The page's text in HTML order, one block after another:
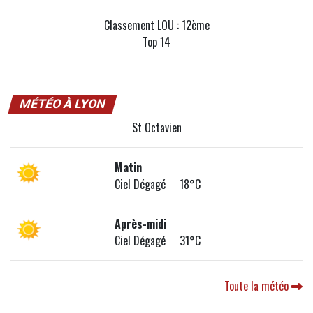
Classement LOU : 12ème
Top 14
MÉTÉO À LYON
St Octavien
Matin
Ciel Dégagé 18°C
Après-midi
Ciel Dégagé 31°C
Toute la météo